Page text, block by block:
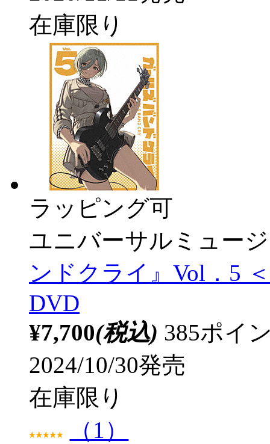
在庫限り
ラッピング可
ユニバーサルミュー
ンドクライ』Vol．5
DVD
¥7,700(税込) 385ポイ
2024/10/30発売
在庫限り
（1）